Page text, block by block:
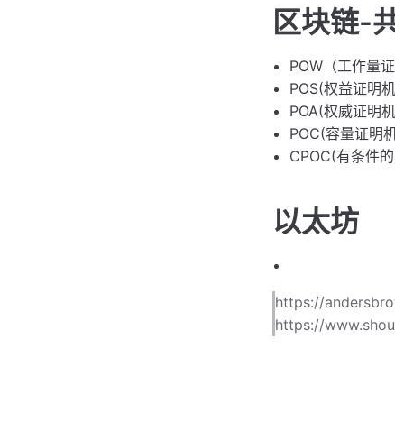
区块链-
POW（工作量证
POS(权益证明
POA(权威证明
POC(容量证明
CPOC(有条件
以太坊
https://
https://